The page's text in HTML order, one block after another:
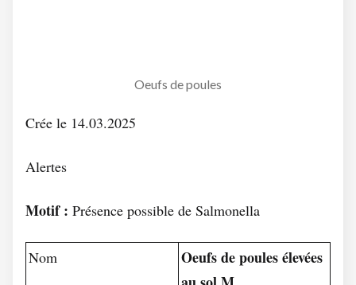
Oeufs de poules
Crée le 14.03.2025
Alertes
Motif : Présence possible de Salmonella
Nom
Oeufs de poules élevées